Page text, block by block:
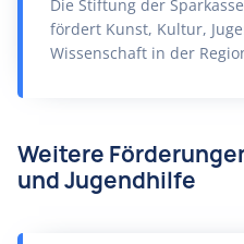
Die Stiftung der
fördert Kunst, Kultur,
Wissenschaft in der
Weitere
und Jugendhilfe